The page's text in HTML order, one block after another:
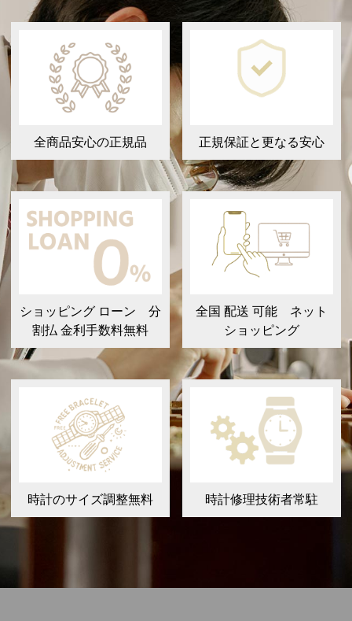
全商品安心の正規品 正規保証と更なる安心
ショッピング ローン 分
割払 金利手数料無料
全国 配送 可能 ネット
ショッピング
時計のサイズ調整無料 時計修理技術者常駐